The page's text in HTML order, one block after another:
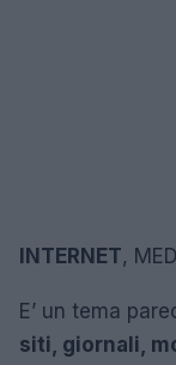
INTERNET,
E’ un tema
siti, giornali,